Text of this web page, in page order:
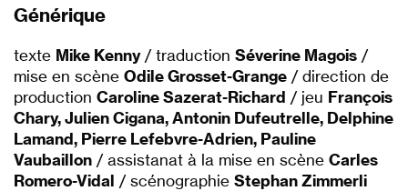
Générique
texte Mike Kenny/ traduction Séverine Magois /
mise en scène Odile Grosset-Grange / direction de
production Caroline Sazerat-Richard / jeu François
Chary, Julien Cigana, Antonin Dufeutrelle, Delphine
Lamand, Pierre Lefebvre-Adrien, Pauline
Vaubaillon / assistanat à la mise en scène Carles
Romero-Vidal / scénographie Stephan Zimmerli